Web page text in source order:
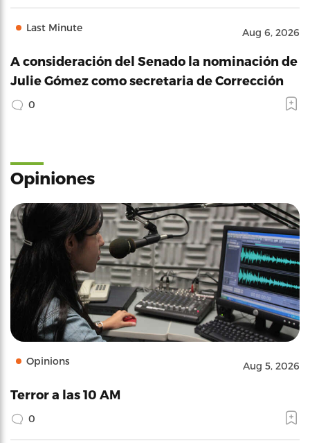
Last Minute Aug 6, 2026
A consideración del Senado la nominación de
Julie Gómez como secretaria de Corrección
0
Opiniones
Opinions Aug 5, 2026
Terror a las 10 AM
0